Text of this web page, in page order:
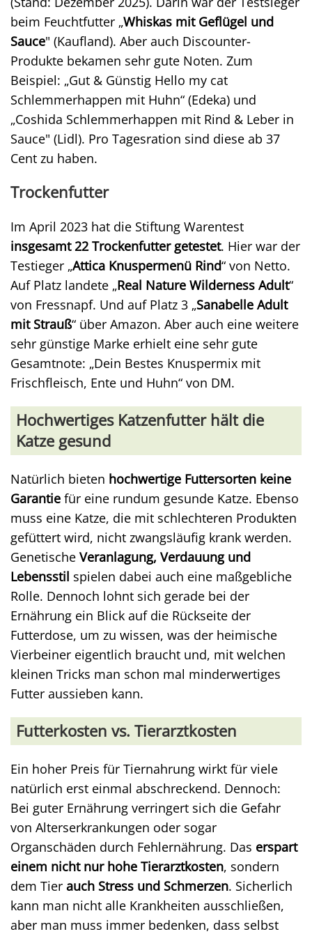
beim Feuchtfutter „Whiskas mit Geflügel und
Sauce" (Kaufland). Aber auch Discounter-
Produkte bekamen sehr gute Noten. Zum
Beispiel: „Gut & Günstig Hello my cat
Schlemmerhappen mit Huhn“ (Edeka) und
„Coshida Schlemmerhappen mit Rind & Leber in
Sauce" (Lidl). Pro Tagesration sind diese ab 37
Cent zu haben.
Trockenfutter
Im April 2023 hat die Stiftung Warentest
insgesamt 22 Trockenfutter getestet. Hier war der
Testieger „Attica Knuspermenü Rind“ von Netto.
Auf Platz landete „Real Nature Wilderness Adult“
von Fressnapf. Und auf Platz 3 „Sanabelle Adult
mit Strauß“ über Amazon. Aber auch eine weitere
sehr günstige Marke erhielt eine sehr gute
Gesamtnote: „Dein Bestes Knuspermix mit
Frischfleisch, Ente und Huhn“ von DM.
Hochwertiges Katzenfutter hält die
Katze gesund
Natürlich bieten hochwertige Futtersorten keine
Garantie für eine rundum gesunde Katze. Ebenso
muss eine Katze, die mit schlechteren Produkten
gefüttert wird, nicht zwangsläufig krank werden.
Genetische Veranlagung, Verdauung und
Lebensstil spielen dabei auch eine maßgebliche
Rolle. Dennoch lohnt sich gerade bei der
Ernährung ein Blick auf die Rückseite der
Futterdose, um zu wissen, was der heimische
Vierbeiner eigentlich braucht und, mit welchen
kleinen Tricks man schon mal minderwertiges
Futter aussieben kann.
Futterkosten vs. Tierarztkosten
Ein hoher Preis für Tiernahrung wirkt für viele
natürlich erst einmal abschreckend. Dennoch:
Bei guter Ernährung verringert sich die Gefahr
von Alterserkrankungen oder sogar
Organschäden durch Fehlernährung. Das erspart
einem nicht nur hohe Tierarztkosten, sondern
dem Tier auch Stress und Schmerzen. Sicherlich
kann man nicht alle Krankheiten ausschließen,
aber man muss immer bedenken, dass selbst